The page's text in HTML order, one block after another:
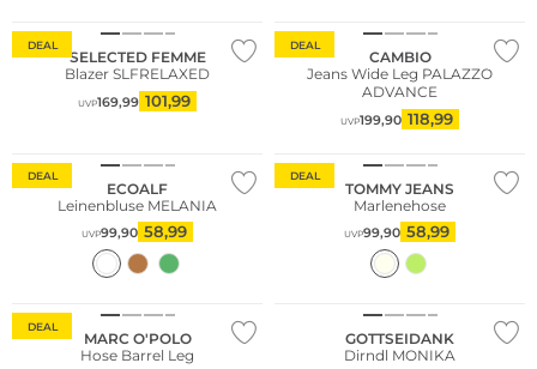
DEAL
SELECTED FEMME
Blazer SLFRELAXED
UVP169,99 101,99
DEAL
CAMBIO
Jeans Wide Leg PALAZZO
ADVANCE
UVP199,90 118,99
DEAL
ECOALF
Leinenbluse MELANIA
UVP99,90 58,99
DEAL
TOMMY JEANS
Marlenehose
UVP99,90 58,99
DEAL
MARC O'POLO
Hose Barrel Leg
GOTTSEIDANK
Dirndl MONIKA